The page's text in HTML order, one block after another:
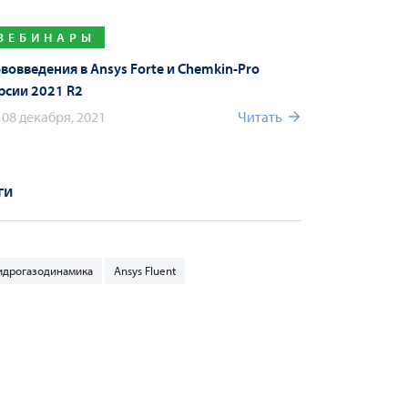
в Ansys Forte и Chemkin-Pro
2021 R2
08 декабря, 2021
Читать
Ansys Fluent